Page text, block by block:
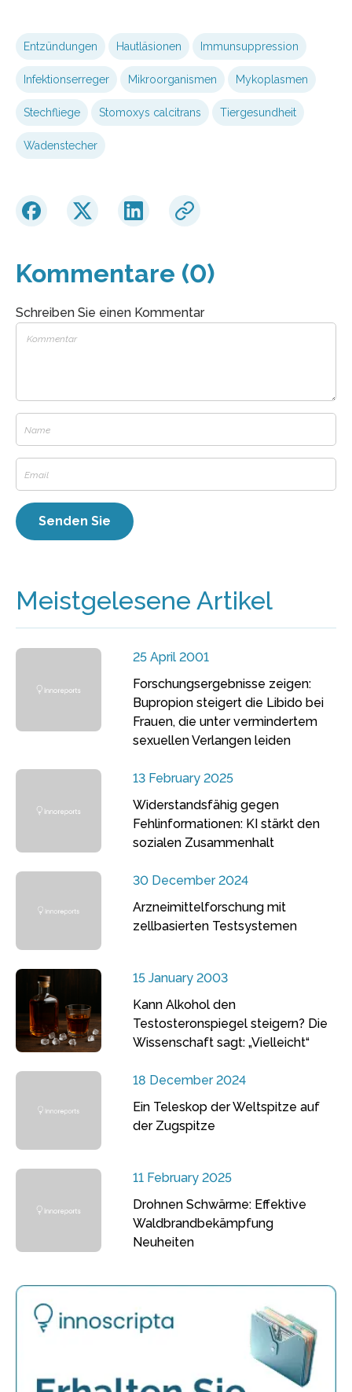
Entzündungen Hautläsionen Immunsuppression
Infektionserreger Mikroorganismen Mykoplasmen
Stechfliege Stomoxys calcitrans Tiergesundheit
Wadenstecher
Kommentare (0)
Schreiben Sie einen Kommentar
Meistgelesene Artikel
25 April 2001
Forschungsergebnisse zeigen:
Bupropion steigert die Libido bei
Frauen, die unter vermindertem
sexuellen Verlangen leiden
13 February 2025
Widerstandsfähig gegen
Fehlinformationen: KI stärkt den
sozialen Zusammenhalt
30 December 2024
Arzneimittelforschung mit
zellbasierten Testsystemen
15 January 2003
Kann Alkohol den
Testosteronspiegel steigern? Die
Wissenschaft sagt: „Vielleicht“
18 December 2024
Ein Teleskop der Weltspitze auf
der Zugspitze
11 February 2025
Drohnen Schwärme: Effektive
Waldbrandbekämpfung
Neuheiten